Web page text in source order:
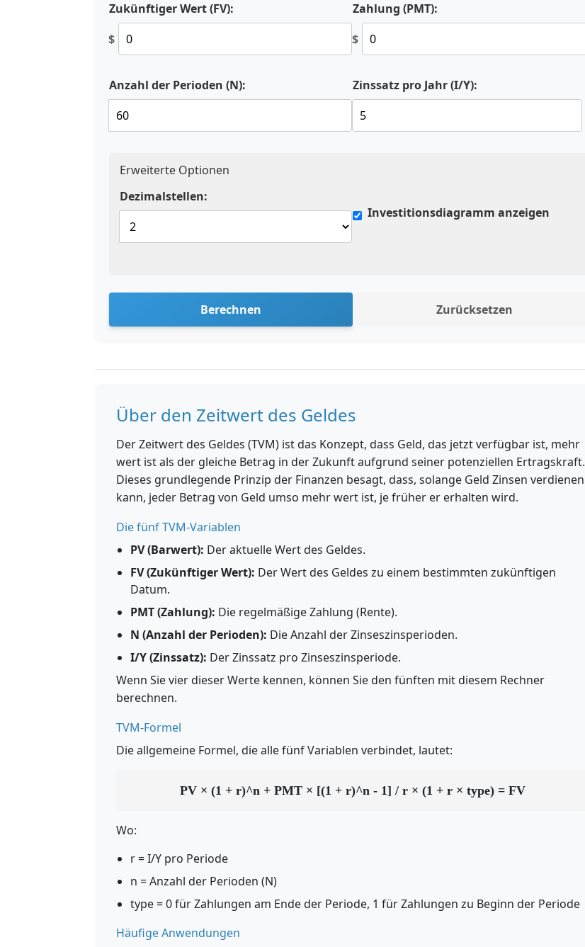
Zukünftiger Wert (FV):
$
Zahlung (PMT):
$
Anzahl der Perioden (N):
Zinssatz pro Jahr (I/Y):
Erweiterte Optionen
Dezimalstellen:
Investitionsdiagramm anzeigen
Berechnen Zurücksetzen
Über den Zeitwert des Geldes
Der Zeitwert des Geldes (TVM) ist das Konzept, dass Geld, das jetzt verfügbar ist, mehr
wert ist als der gleiche Betrag in der Zukunft aufgrund seiner potenziellen Ertragskraft.
Dieses grundlegende Prinzip der Finanzen besagt, dass, solange Geld Zinsen verdienen
kann, jeder Betrag von Geld umso mehr wert ist, je früher er erhalten wird.
Die fünf TVM-Variablen
PV (Barwert): Der aktuelle Wert des Geldes.
FV (Zukünftiger Wert): Der Wert des Geldes zu einem bestimmten zukünftigen
Datum.
PMT (Zahlung): Die regelmäßige Zahlung (Rente).
N (Anzahl der Perioden): Die Anzahl der Zinseszinsperioden.
I/Y (Zinssatz): Der Zinssatz pro Zinseszinsperiode.
Wenn Sie vier dieser Werte kennen, können Sie den fünften mit diesem Rechner
berechnen.
TVM-Formel
Die allgemeine Formel, die alle fünf Variablen verbindet, lautet:
PV × (1 + r)^n + PMT × [(1 + r)^n - 1] / r × (1 + r × type) = FV
Wo:
r = I/Y pro Periode
n = Anzahl der Perioden (N)
type = 0 für Zahlungen am Ende der Periode, 1 für Zahlungen zu Beginn der Periode
Häufige Anwendungen